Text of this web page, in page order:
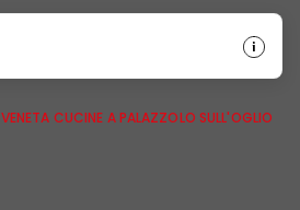
VENETA CUCINE A PALAZZOLO SULL'OGLIO